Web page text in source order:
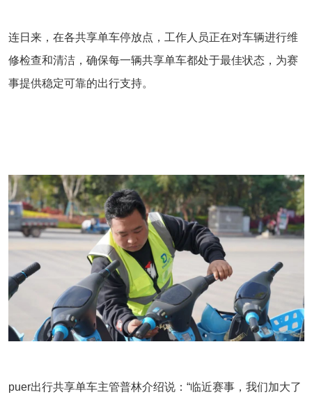
连日来，在各共享单车停放点，工作人员正在对车辆进行维
修检查和清洁，确保每一辆共享单车都处于最佳状态，为赛
事提供稳定可靠的出行支持。
puer出行共享单车主管普林介绍说：“临近赛事，我们加大了